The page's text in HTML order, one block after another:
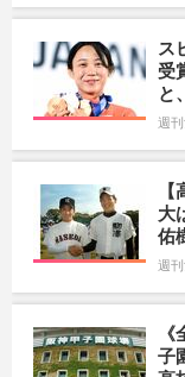
ス
受
と
週
大
佑
週
子